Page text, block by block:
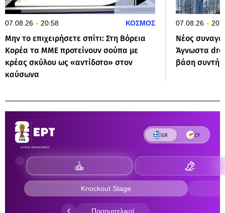
07.08.26 20:58 ΚΟΣΜΟΣ
Μην το επιχειρήσετε σπίτι: Στη Βόρεια
Κορέα τα ΜΜΕ προτείνουν σούπα με
κρέας σκύλου ως «αντίδοτο» στον
καύσωνα
07.08.26
Νέος
Άγνωστα
βάση